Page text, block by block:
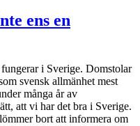
ens en
i Sverige. Domstolar
svensk allmänhet mest
många år av
att vi har det bra i Sverige.
bort att informera om